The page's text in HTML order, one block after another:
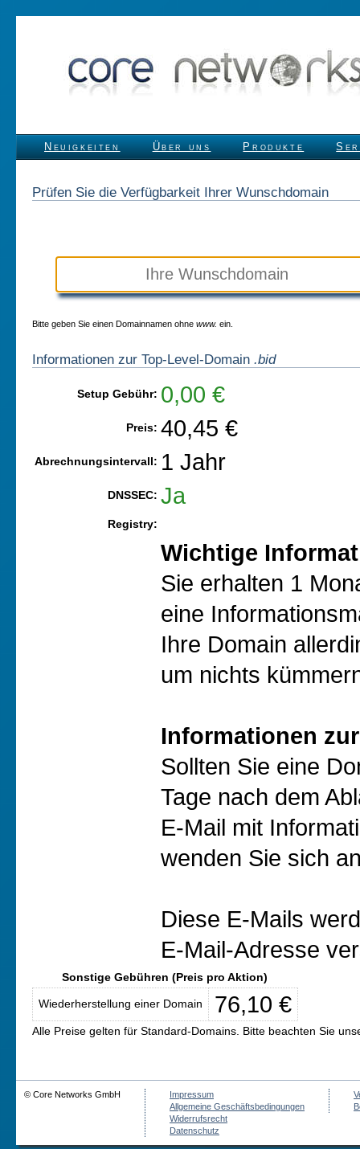
Neuigkeiten Über uns Produkte
Prüfen Sie die Verfügbarkeit Ihrer Wunschdomain
Bitte geben Sie einen Domainnamen ohne www. ein.
Informationen zur Top-Level-Domain .bid
Setup Gebühr: 0,00 €
Preis: 40,45 €
Abrechnungsintervall: 1 Jahr
DNSSEC: Ja
Registry:
Wichtige
Sie erhalten 1
eine
Ihre Domain
um nichts
Informationen
Sollten Sie eine
Tage nach dem
E-Mail mit
wenden Sie sich
Diese E-Mails
E-Mail-Adresse
Sonstige Gebühren (Preis pro Aktion)
Wiederherstellung einer Domain 76,10 €
Alle Preise gelten für Standard-Domains. Bitte beachten Sie
© Core Networks GmbH
Impressum
Allgemeine Geschäftsbedingungen
Widerrufsrecht
Datenschutz